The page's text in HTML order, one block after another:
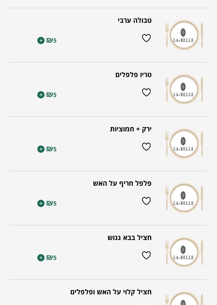
טבולה ערבי
₪5
+
טריו פלפלים
₪5
+
ירק + חמוציות
₪5
+
פלפל חריף על האש
₪5
+
חציל בבא גנוש
₪5
+
חציל קלוי על האש ופלפלים